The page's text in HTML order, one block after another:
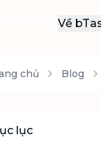
Về
chủ Blog
lục